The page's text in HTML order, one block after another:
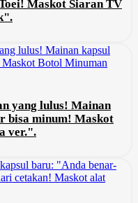
Maskot Siaran TV
yang lulus! Mainan
bisa minum! Maskot
ver.".